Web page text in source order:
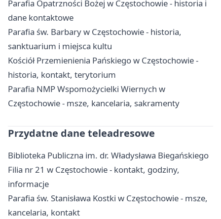
Parafia Opatrzności Bożej w Częstochowie - historia i
dane kontaktowe
Parafia św. Barbary w Częstochowie - historia,
sanktuarium i miejsca kultu
Kościół Przemienienia Pańskiego w Częstochowie -
historia, kontakt, terytorium
Parafia NMP Wspomożycielki Wiernych w
Częstochowie - msze, kancelaria, sakramenty
Przydatne dane teleadresowe
Biblioteka Publiczna im. dr. Władysława Biegańskiego
Filia nr 21 w Częstochowie - kontakt, godziny,
informacje
Parafia św. Stanisława Kostki w Częstochowie - msze,
kancelaria, kontakt